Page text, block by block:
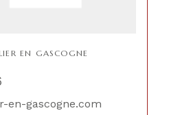
EN GASCOGNE
en-gascogne.com